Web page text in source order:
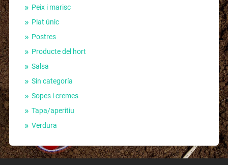
Peix i marisc
Plat únic
Postres
Producte del hort
Salsa
Sin categoría
Sopes i cremes
Tapa/aperitiu
Verdura